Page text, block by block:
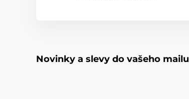
Novinky a slevy do vašeho mailu